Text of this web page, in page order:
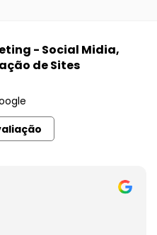
- Social Midia,
de Sites